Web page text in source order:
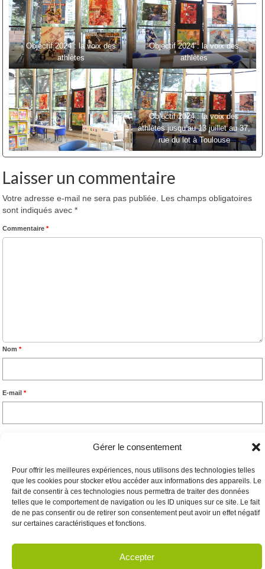
Gérer le consentement
Pour offrir les meilleures expériences, nous utilisons des technologies telles
que les cookies pour stocker et/ou accéder aux informations des appareils. Le
fait de consentir à ces technologies nous permettra de traiter des données
telles que le comportement de navigation ou les ID uniques sur ce site. Le fait
de ne pas consentir ou de retirer son consentement peut avoir un effet négatif
sur certaines caractéristiques et fonctions.
Accepter
Objectif 2024 : la voix des
athlètes
Objectif 2024 : la voix des
athlètes
Objectif 2024 : la voix des
athlètes jusqu’au 13 juillet au 37,
rue du lot à Toulouse
Laisser un commentaire
Votre adresse e-mail ne sera pas publiée.
Les champs obligatoires
sont indiqués avec*
Commentaire*
Nom*
E-mail*